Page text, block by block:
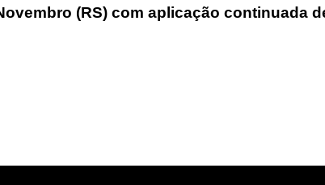
(RS) com aplicação continuada